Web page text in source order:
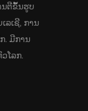
ນຕີຂຶ້ນຮູບ
ລເຊີ, ການ
. ມີການ
ໂລກ.